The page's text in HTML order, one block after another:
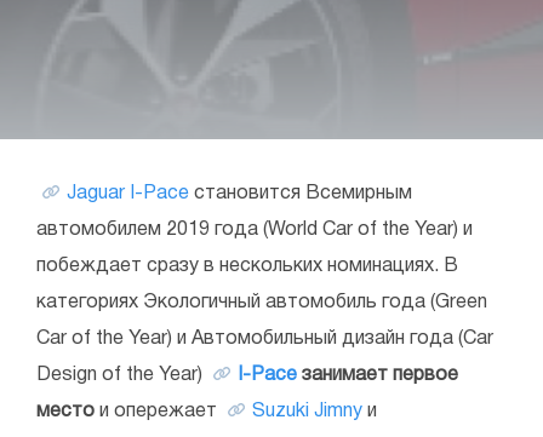
Jaguar I-Pace становится Всемирным
автомобилем 2019 года (World Car of the Year) и
побеждает сразу в нескольких номинациях. В
категориях Экологичный автомобиль года (Green
Car of the Year) и Автомобильный дизайн года (Car
Design of the Year) I-Pace занимает первое
место и опережает Suzuki Jimny и